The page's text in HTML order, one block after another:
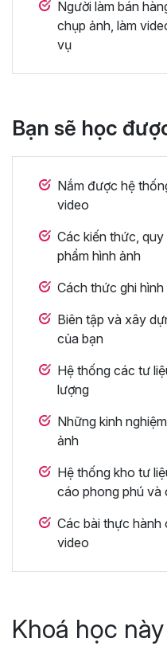
Người làm bán
chụp ảnh, làm
vụ
Bạn sẽ học
Nắm được hệ
video
Các kiến thức,
phẩm hình ảnh
Cách thức ghi
Biên tập và xây
của bạn
Hệ thống các tư
lượng
Những kinh
ảnh
Hệ thống kho tư
cáo phong phú và
Các bài thực hành
video
Khoá học